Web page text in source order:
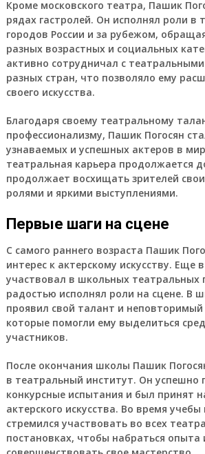
Кроме московского театра, Пашик
рядах гастролей. Он исполнял роли в
городов России и за рубежом,
разных возрастных и социальных
активно сотрудничал с
разных стран, что позволяло ему
своего искусства.
Благодаря своему театральному
профессионализму, Пашик Погосян
узнаваемых и успешных актеров в
театральная карьера продолжается
продолжает восхищать зрителей
ролями и яркими выступлениями.
Первые шаги на сцене
С самого раннего возраста Пашик
интерес к актерскому искусству. Еще
участвовал в школьных театральных
радостью исполнял роли на сцене. В
проявил свой талант и неповторимый
которые помогли ему выделиться
участников.
После окончания школы Пашик
в театральный институт. Он успешно
конкурсные испытания и был принят
актерского искусства. Во время
стремился участвовать во всех
постановках, чтобы набраться опыта